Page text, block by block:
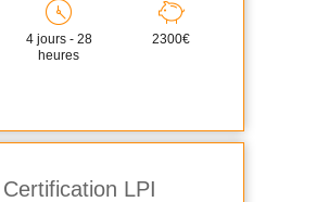
4 jours - 28
heures
2300€
LPI